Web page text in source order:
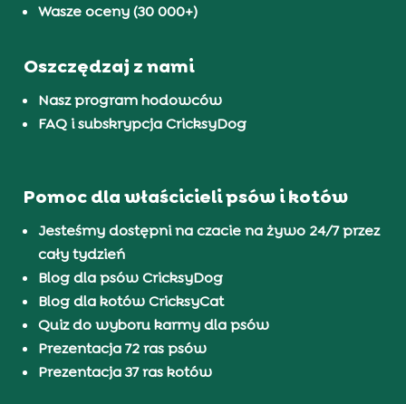
Wasze oceny (30 000+)
Oszczędzaj z nami
Nasz program hodowców
FAQ i subskrypcja CricksyDog
Pomoc dla właścicieli psów i kotów
Jesteśmy dostępni na czacie na żywo 24/7 przez
cały tydzień
Blog dla psów CricksyDog
Blog dla kotów CricksyCat
Quiz do wyboru karmy dla psów
Prezentacja 72 ras psów
Prezentacja 37 ras kotów